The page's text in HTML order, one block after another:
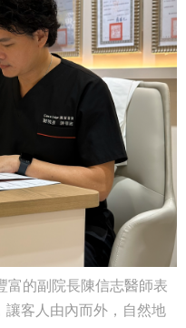
富的副院長陳信志醫師表
讓客人由內而外，自然地